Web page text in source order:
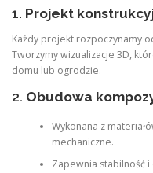
1. Projekt
Każdy projekt rozpoczynamy
Tworzymy wizualizacje 3D,
domu lub ogrodzie.
2. Obudowa
Wykonana z
mechaniczne.
Zapewnia stabilność i